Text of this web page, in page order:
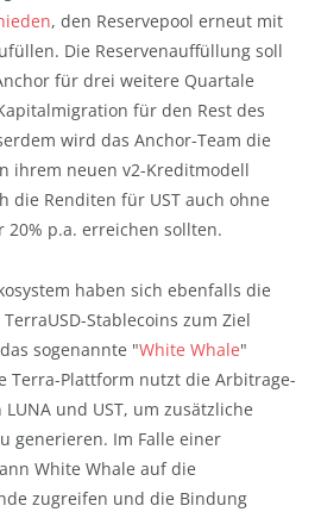
, den Reservepool erneut mit
Die Reservenauffüllung soll
für drei weitere Quartale
für den Rest des
wird das Anchor-Team die
ihrem neuen v2-Kreditmodell
die Renditen für UST auch ohne
20% p.a. erreichen sollten.
haben sich ebenfalls die
Stablecoins zum Ziel
sogenannte "White Whale"
Terra-Plattform nutzt die Arbitrage-
und UST, um zusätzliche
generieren. Im Falle einer
White Whale auf die
zugreifen und die Bindung